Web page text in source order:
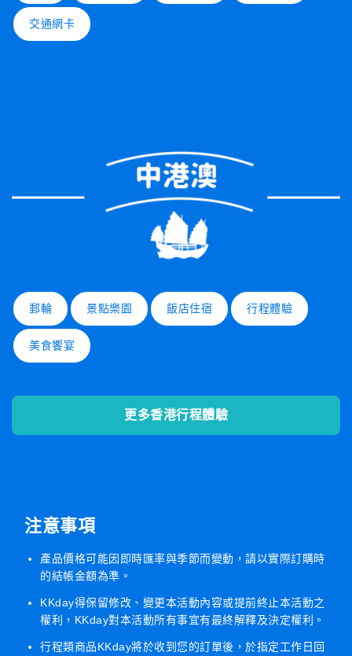
交通網卡
郵輪 景點樂園 飯店住宿 行程體驗
美食饗宴
更多香港行程體驗
注意事項
產品價格可能因即時匯率與季節而變動，請以實際訂購時
的結帳金額為準。
KKday得保留修改、變更本活動內容或提前終止本活動之
權利，KKday對本活動所有事宜有最終解釋及決定權利。
行程類商品KKday將於收到您的訂單後，於指定工作日回